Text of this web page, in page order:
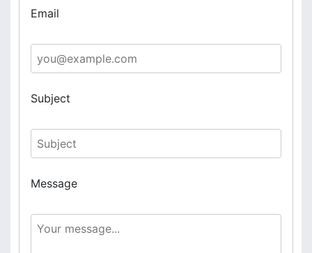
Email
Subject
Message